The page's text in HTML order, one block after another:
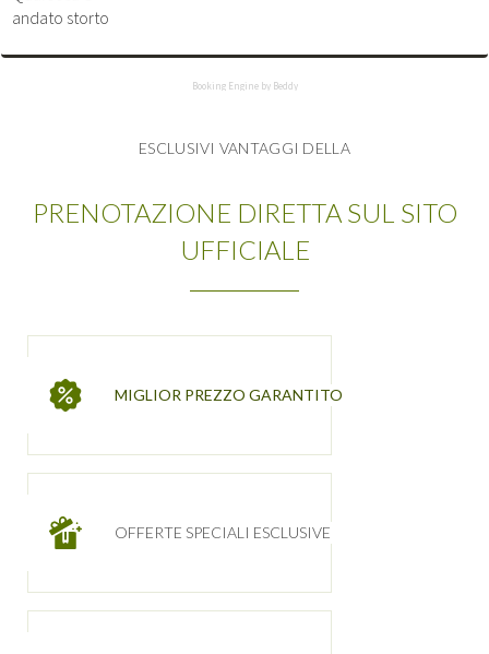
andato storto
Booking Engine by Beddy
ESCLUSIVI VANTAGGI DELLA
PRENOTAZIONE DIRETTA SUL SITO
UFFICIALE
MIGLIOR PREZZO GARANTITO
OFFERTE SPECIALI ESCLUSIVE